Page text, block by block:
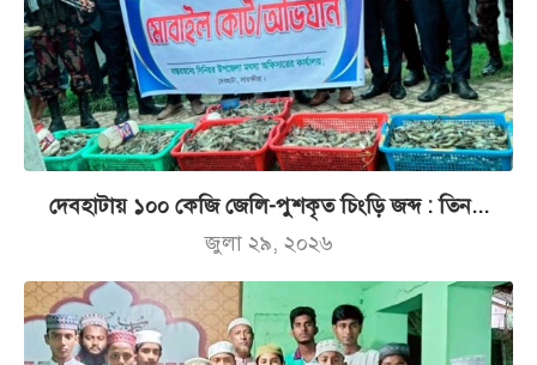
দেবহাটায় ১০০ কেজি জেলি-পুশকৃত চিংড়ি জব্দ : তিন...
জুলা ২৯, ২০২৬